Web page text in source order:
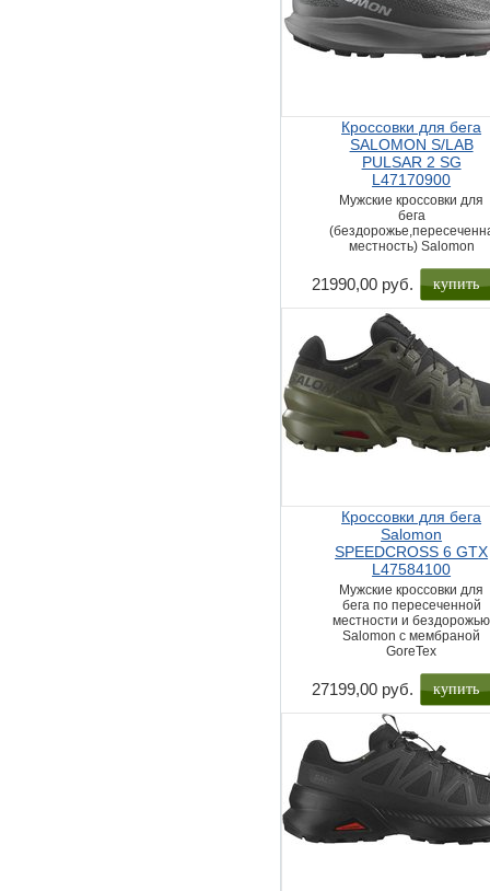
Кроссовки для бега
SALOMON S/LAB
PULSAR 2 SG
L47170900
Мужские кроссовки для
бега
местность) Salomon
21990,00 руб. купить
Кроссовки для бега
Salomon
SPEEDCROSS 6 GTX
L47584100
Мужские кроссовки для
бега по пересеченной
местности и бездорожью
Salomon с мембраной
GoreTex
27199,00 руб. купить